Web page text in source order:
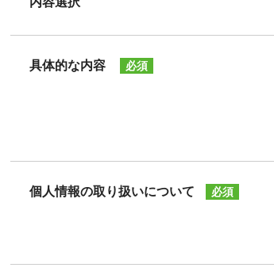
具体的な内容 必須
個人情報の取り扱いについて 必須